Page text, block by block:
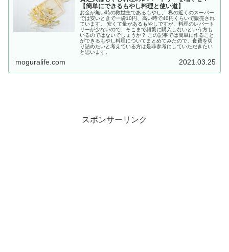
【簡単にできるもやし料理と使い道】
お金が無い時の救世主であるもやし。 私の近くのスーパー
では安いときで一袋10円、高い時で40円くらいで販売され
ています。 安くて量があるもやしですが、料理のレパート
リーが少ないので、そこまで頻繁に購入しないという方も
いるのではないでしょうか？ この記事では簡単に作ること
ができるもやし料理についてまとめてみたので、食費を切
り詰めたいと考えている方は是非参考にしていただきたい
と思います。
moguralife.com 2021.03.25
スポンサーリンク